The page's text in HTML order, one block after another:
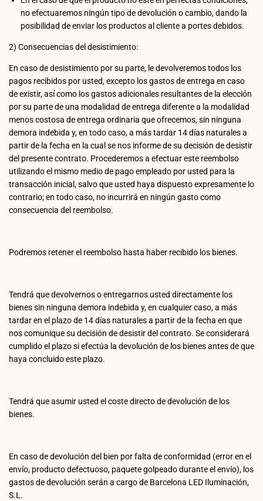
no efectuaremos ningún tipo de devolución o cambio, dando la
posibilidad de enviar los productos al cliente a portes debidos.
2) Consecuencias del desistimiento:
En caso de desistimiento por su parte, le devolveremos todos los
pagos recibidos por usted, excepto los gastos de entrega en caso
de existir, así como los gastos adicionales resultantes de la elección
por su parte de una modalidad de entrega diferente a la modalidad
menos costosa de entrega ordinaria que ofrecemos, sin ninguna
demora indebida y, en todo caso, a más tardar 14 días naturales a
partir de la fecha en la cual se nos informe de su decisión de desistir
del presente contrato. Procederemos a efectuar este reembolso
utilizando el mismo medio de pago empleado por usted para la
transacción inicial, salvo que usted haya dispuesto expresamente lo
contrario; en todo caso, no incurrirá en ningún gasto como
consecuencia del reembolso.
Podremos retener el reembolso hasta haber recibido los bienes.
Tendrá que devolvernos o entregarnos usted directamente los
bienes sin ninguna demora indebida y, en cualquier caso, a más
tardar en el plazo de 14 días naturales a partir de la fecha en que
nos comunique su decisión de desistir del contrato. Se considerará
cumplido el plazo si efectúa la devolución de los bienes antes de que
haya concluido este plazo.
Tendrá que asumir usted el coste directo de devolución de los
bienes.
En caso de devolución del bien por falta de conformidad (error en el
envío, producto defectuoso, paquete golpeado durante el envío), los
gastos de devolución serán a cargo de Barcelona LED Iluminación,
S.L.